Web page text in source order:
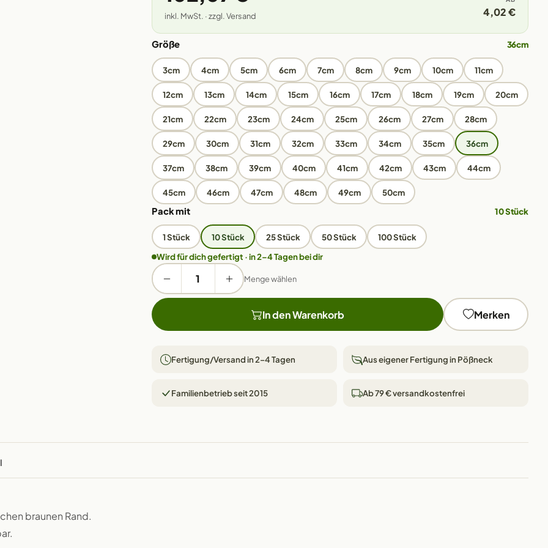
inkl. MwSt. · zzgl. Versand 4,02 €
Größe 36cm
3cm 4cm 5cm 6cm 7cm 8cm 9cm 10cm 11cm
12cm 13cm 14cm 15cm 16cm 17cm 18cm 19cm 20cm
21cm 22cm 23cm 24cm 25cm 26cm 27cm 28cm
29cm 30cm 31cm 32cm 33cm 34cm 35cm 36cm
37cm 38cm 39cm 40cm 41cm 42cm 43cm 44cm
45cm 46cm 47cm 48cm 49cm 50cm
Pack mit 10 Stück
1 Stück 10 Stück 25 Stück 50 Stück
100 Stück
Wird für dich gefertigt · in 2–4 Tagen bei dir
Menge wählen
In den Warenkorb Merken
Fertigung/Versand in 2–4 Tagen Aus eigener Fertigung in Pößneck
Familienbetrieb seit 2015 Ab 79 € versandkostenfrei
braunen Rand.